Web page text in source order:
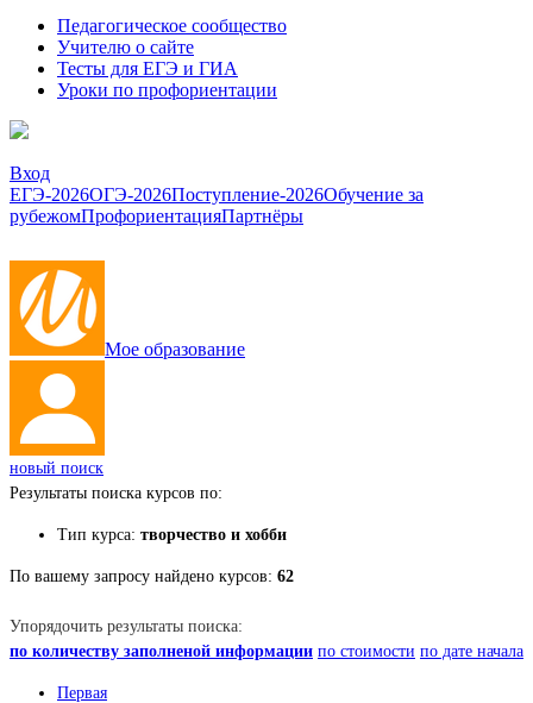
Педагогическое сообщество
Учителю о сайте
Тесты для ЕГЭ и ГИА
Уроки по профориентации
Вход
ЕГЭ-2026ОГЭ-2026Поступление-2026Обучение за
рубежомПрофориентацияПартнёры
Мое образование
новый поиск
Результаты поиска курсов по:
Тип курса: творчество и хобби
По вашему запросу найдено курсов: 62
Упорядочить результаты поиска:
по количеству заполненой информации по стоимости по дате начала
Первая